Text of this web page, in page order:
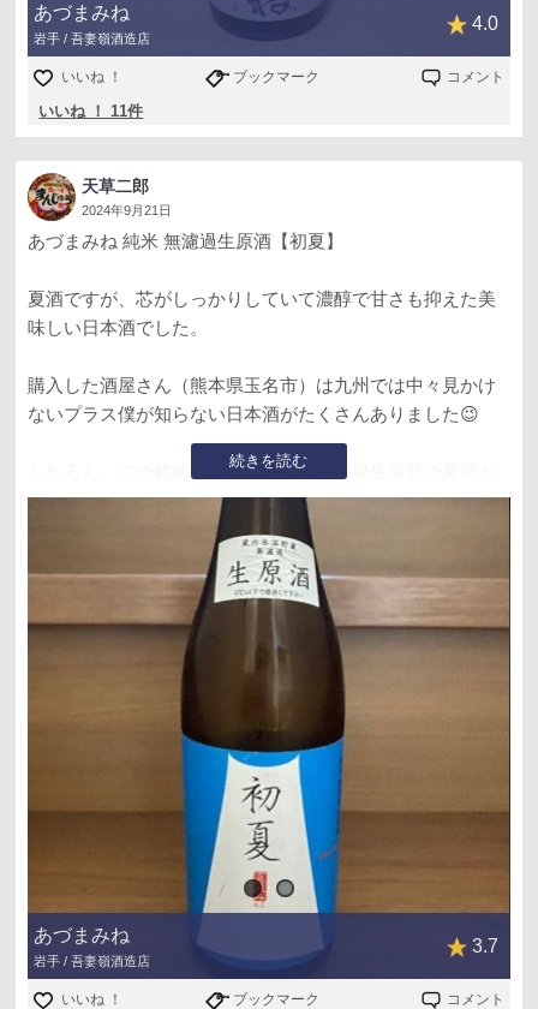
あづまみね
岩手 / 吾妻嶺酒造店
4.0
いいね ！ ブックマーク コメント
いいね ！ 11件
天草二郎
2024年9月21日
続きを読む
あづまみね 純米 無濾過生原酒【初夏】
夏酒ですが、芯がしっかりしていて濃醇で甘さも抑えた美
味しい日本酒でした。
購入した酒屋さん（熊本県玉名市）は九州では中々見かけ
ないプラス僕が知らない日本酒がたくさんありました😉
もちろん、この銘柄も初めてですが無濾過生原酒の夏酒と
は思えないいい意味で軽くない美味しい日本酒でした😋
『無濾過生原酒も色々』だから日本酒は面白いですねー🎵
あづまみね
岩手 / 吾妻嶺酒造店
3.7
いいね ！ ブックマーク コメント